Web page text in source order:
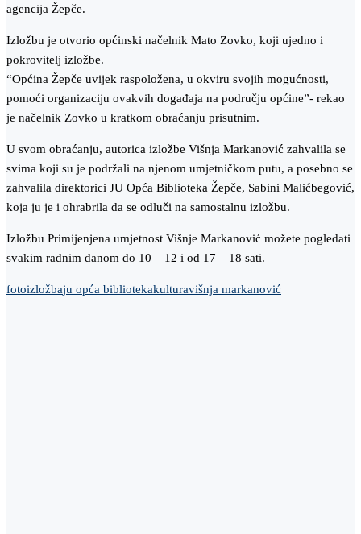
agencija Žepče.
Izložbu je otvorio općinski načelnik Mato Zovko, koji ujedno i
pokrovitelj izložbe.
“Općina Žepče uvijek raspoložena, u okviru svojih mogućnosti,
pomoći organizaciju ovakvih događaja na području općine”- rekao
je načelnik Zovko u kratkom obraćanju prisutnim.
U svom obraćanju, autorica izložbe Višnja Markanović zahvalila se
svima koji su je podržali na njenom umjetničkom putu, a posebno se
zahvalila direktorici JU Opća Biblioteka Žepče, Sabini Malićbegović,
koja ju je i ohrabrila da se odluči na samostalnu izložbu.
Izložbu Primijenjena umjetnost Višnje Markanović možete pogledati
svakim radnim danom do 10 – 12 i od 17 – 18 sati.
fotoizložbaju opća bibliotekakulturavišnja markanović